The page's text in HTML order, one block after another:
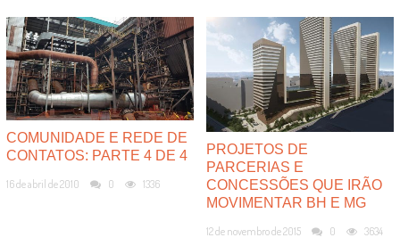
COMUNIDADE E REDE DE
CONTATOS: PARTE 4 DE 4
16 de abril de 2010 0 1336
PROJETOS DE
PARCERIAS E
CONCESSÕES QUE IRÃO
MOVIMENTAR BH E MG
12 de novembro de 2015 0 3634